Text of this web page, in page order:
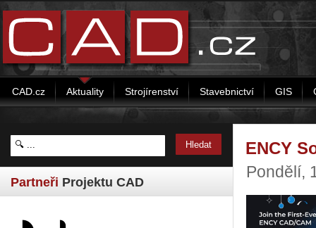
CAD.cz Aktuality Strojírenství Stavebnictví GIS
Partneři Projektu CAD
ENCY
Pondělí,